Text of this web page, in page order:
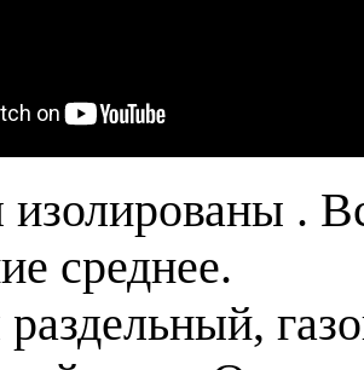
изолированы .
среднее.